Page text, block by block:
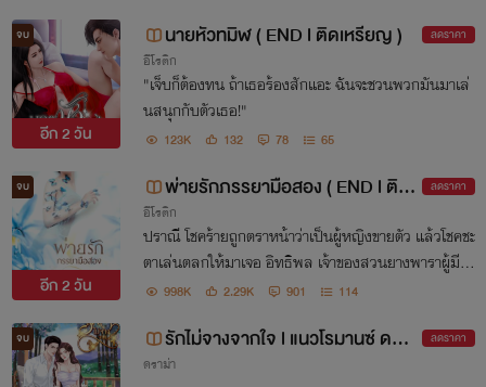
จบ
อีก2 วัน
นายหัวทมิฬ ( END l ติดเหรียญ ) ลดราคา
อีโรติก
"เจ็บก็ต้องทน ถ้าเธอร้องสักแอะ ฉันจะชวนพวกมันมาเล่
นสนุกกับตัวเธอ!"
123K 132 78 65
จบ
อีก2 วัน
พ่ายรักภรรยามือสอง ( END l ติดเ
หรียญ)
ลดราคา
อีโรติก
ปราณี โชคร้ายถูกตราหน้าว่าเป็นผู้หญิงขายตัว แล้วโชคชะ
ตาเล่นตลกให้มาเจอ อิทธิพล เจ้าของสวนยางพาราผู้มีนิ
สัยดุร้าย เขามองผู้หญิงทุกคนเป็นแค่ที่ระบายความใคร่ ไ
998K 2.29K 901 114
จบ
รักไม่จางจากใจ l แนวโรมานซ์ ดรา
มา (จบแล้ว มีอีบุ๊กค่ะ)
ลดราคา
ดราม่า